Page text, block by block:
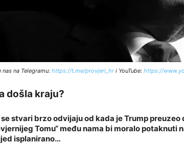
nas na Telegramu: https://t.me/provjeri_hri YouTube: https://
došla kraju?
se stvari brzo odvijaju od kada je Trump
Tomu“ među nama bi moralo potaknuti
isplanirano…